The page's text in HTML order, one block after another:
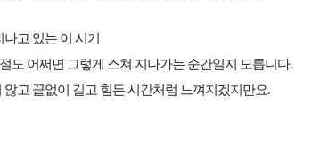
고 있는 이 시기
도 어쩌면 그렇게 스쳐 지나가는 순간일지 모릅니다.
않고 끝없이 길고 힘든 시간처럼 느껴지겠지만요.